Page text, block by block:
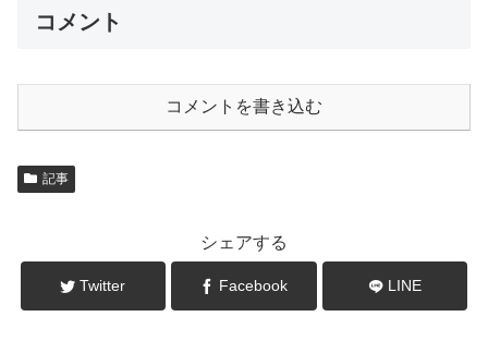
コメント
コメントを書き込む
記事
シェアする
Twitter Facebook LINE